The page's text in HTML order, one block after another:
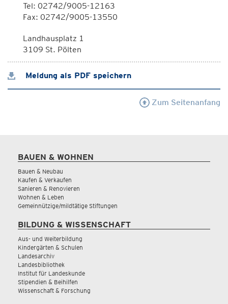
Tel: 02742/9005-12163
Fax: 02742/9005-13550
Landhausplatz 1
3109 St. Pölten
Meldung als PDF speichern
Zum Seitenanfang
BAUEN & WOHNEN
Bauen & Neubau
Kaufen & Verkaufen
Sanieren & Renovieren
Wohnen & Leben
Gemeinnützige/mildtätige Stiftungen
BILDUNG & WISSENSCHAFT
Aus- und Weiterbildung
Kindergärten & Schulen
Landesarchiv
Landesbibliothek
Institut für Landeskunde
Stipendien & Beihilfen
Wissenschaft & Forschung